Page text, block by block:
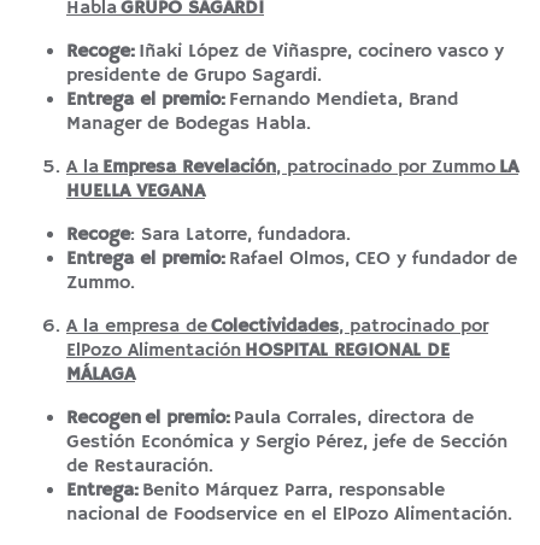
HablaGRUPO SAGARDI
Recoge: Iñaki López de Viñaspre, cocinero vasco y
presidente de Grupo Sagardi.
Entrega el premio: Fernando Mendieta, Brand
Manager de Bodegas Habla.
A laEmpresa Revelación, patrocinado por ZummoLA
HUELLA VEGANA
Recoge: Sara Latorre, fundadora.
Entrega el premio: Rafael Olmos, CEO y fundador de
Zummo.
A la empresa deColectividades, patrocinado por
ElPozo AlimentaciónHOSPITAL REGIONAL DE
MÁLAGA
Recogenel premio: Paula Corrales, directora de
Gestión Económica y Sergio Pérez, jefe de Sección
de Restauración.
Entrega: Benito Márquez Parra, responsable
nacional de Foodservice en el ElPozo Alimentación.